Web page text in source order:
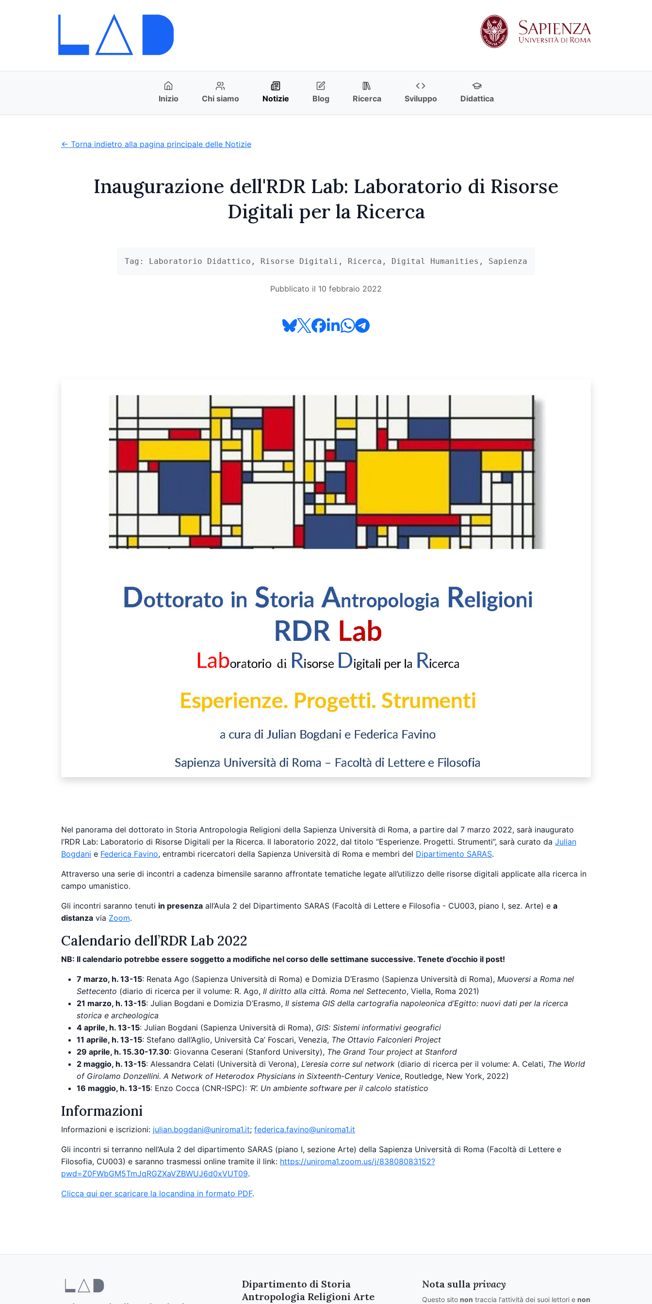
Inizio Chi siamo Notizie Blog Ricerca Sviluppo Didattica
← Torna indietro alla pagina principale delle Notizie
Inaugurazione dell'RDR Lab: Laboratorio di Risorse
Digitali per la Ricerca
Tag: Laboratorio Didattico, Risorse Digitali, Ricerca, Digital Humanities, Sapienza
Pubblicato il 10 febbraio 2022
Nel panorama del dottorato in Storia Antropologia Religioni della Sapienza Università di Roma, a partire dal 7 marzo 2022, sarà inaugurato
l’RDR Lab: Laboratorio di Risorse Digitali per la Ricerca. Il laboratorio 2022, dal titolo “Esperienze. Progetti. Strumenti”, sarà curato da Julian
Bogdani e Federica Favino, entrambi ricercatori della Sapienza Università di Roma e membri del Dipartimento SARAS.
Attraverso una serie di incontri a cadenza bimensile saranno affrontate tematiche legate all’utilizzo delle risorse digitali applicate alla ricerca in
campo umanistico.
Gli incontri saranno tenuti in presenza all’Aula 2 del Dipartimento SARAS (Facoltà di Lettere e Filosofia - CU003, piano I, sez. Arte) e a
distanza via Zoom.
Calendario dell’RDR Lab 2022
NB: Il calendario potrebbe essere soggetto a modifiche nel corso delle settimane successive. Tenete d’occhio il post!
7 marzo, h. 13-15: Renata Ago (Sapienza Università di Roma) e Domizia D’Erasmo (Sapienza Università di Roma), Muoversi a Roma nel
Settecento (diario di ricerca per il volume: R. Ago, Il diritto alla città. Roma nel Settecento, Viella, Roma 2021)
21 marzo, h. 13-15: Julian Bogdani e Domizia D’Erasmo, Il sistema GIS della cartografia napoleonica d’Egitto: nuovi dati per la ricerca
storica e archeologica
4 aprile, h. 13-15: Julian Bogdani (Sapienza Università di Roma), GIS: Sistemi informativi geografici
11 aprile, h. 13-15: Stefano dall’Aglio, Università Ca’ Foscari, Venezia, The Ottavio Falconieri Project
29 aprile, h. 15.30-17.30: Giovanna Ceserani (Stanford University), The Grand Tour project at Stanford
2 maggio, h. 13-15: Alessandra Celati (Università di Verona), L’eresia corre sul network (diario di ricerca per il volume: A. Celati, The World
of Girolamo Donzellini. A Network of Heterodox Physicians in Sixteenth-Century Venice, Routledge, New York, 2022)
16 maggio, h. 13-15: Enzo Cocca (CNR-ISPC): ‘R’. Un ambiente software per il calcolo statistico
Informazioni
Informazioni e iscrizioni: julian.bogdani@uniroma1.it; federica.favino@uniroma1.it
Gli incontri si terranno nell’Aula 2 del dipartimento SARAS (piano I, sezione Arte) della Sapienza Università di Roma (Facoltà di Lettere e
Filosofia, CU003) e saranno trasmessi online tramite il link: https://uniroma1.zoom.us/j/83808083152?
pwd=Z0FWbGM5TmJqRGZXaVZBWUJ6d0xVUT09.
Clicca qui per scaricare la locandina in formato PDF.
Dipartimento di Storia
Antropologia Religioni Arte
Nota sulla privacy
Questo sito non traccia l'attività dei suoi lettori e non